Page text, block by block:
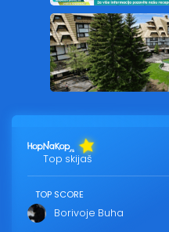
Top skijaš
TOP SCORE
Borivoje Buha